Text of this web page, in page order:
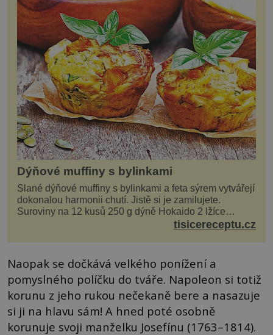
Dýňové muffiny s bylinkami
Slané dýňové muffiny s bylinkami a feta sýrem vytvářejí
dokonalou harmonii chutí. Jistě si je zamilujete.
Suroviny na 12 kusů 250 g dýně Hokaido 2 lžíce
olivového oleje sůl, pepř hrst nasekaných špen...
tisicereceptu.cz
Naopak se dočkává velkého ponížení a
pomyslného políčku do tváře. Napoleon si totiž
korunu z jeho rukou nečekaně bere a nasazuje
si ji na hlavu sám! A hned poté osobně
korunuje svoji manželku Josefínu (1763–1814).